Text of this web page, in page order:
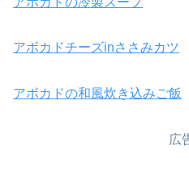
アボカドチーズinささみカツ
アボカドの和風炊き込みご飯
広